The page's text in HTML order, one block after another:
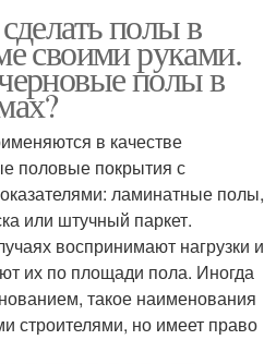
полы в
своими руками.
полы в
в качестве
половые покрытия с
ламинатные полы,
или штучный паркет.
воспринимают нагрузки и
их по площади пола. Иногда
такое наименования
строителями, но имеет право